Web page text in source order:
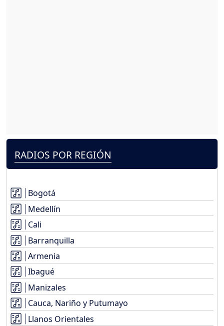
RADIOS POR REGIÓN
Bogotá
Medellín
Cali
Barranquilla
Armenia
Ibagué
Manizales
Cauca, Nariño y Putumayo
Llanos Orientales